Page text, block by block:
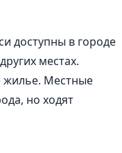
доступны в городе
местах.
жилье. Местные
но ходят